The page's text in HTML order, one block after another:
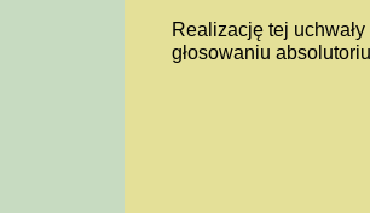
Realizację tej
głosowaniu